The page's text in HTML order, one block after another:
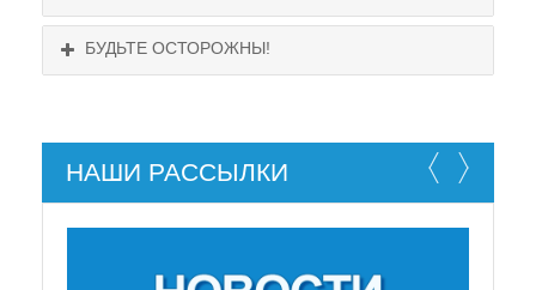
БУДЬТЕ ОСТОРОЖНЫ!
НАШИ РАССЫЛКИ